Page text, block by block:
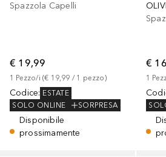
Spazzola Capelli
€ 19,99
1 Pezzo/i (€ 19,99 / 1 pezzo)
Codice: ESTATE
SOLO ONLINE
SORPRESA
Disponibile
prossimamente
€
1